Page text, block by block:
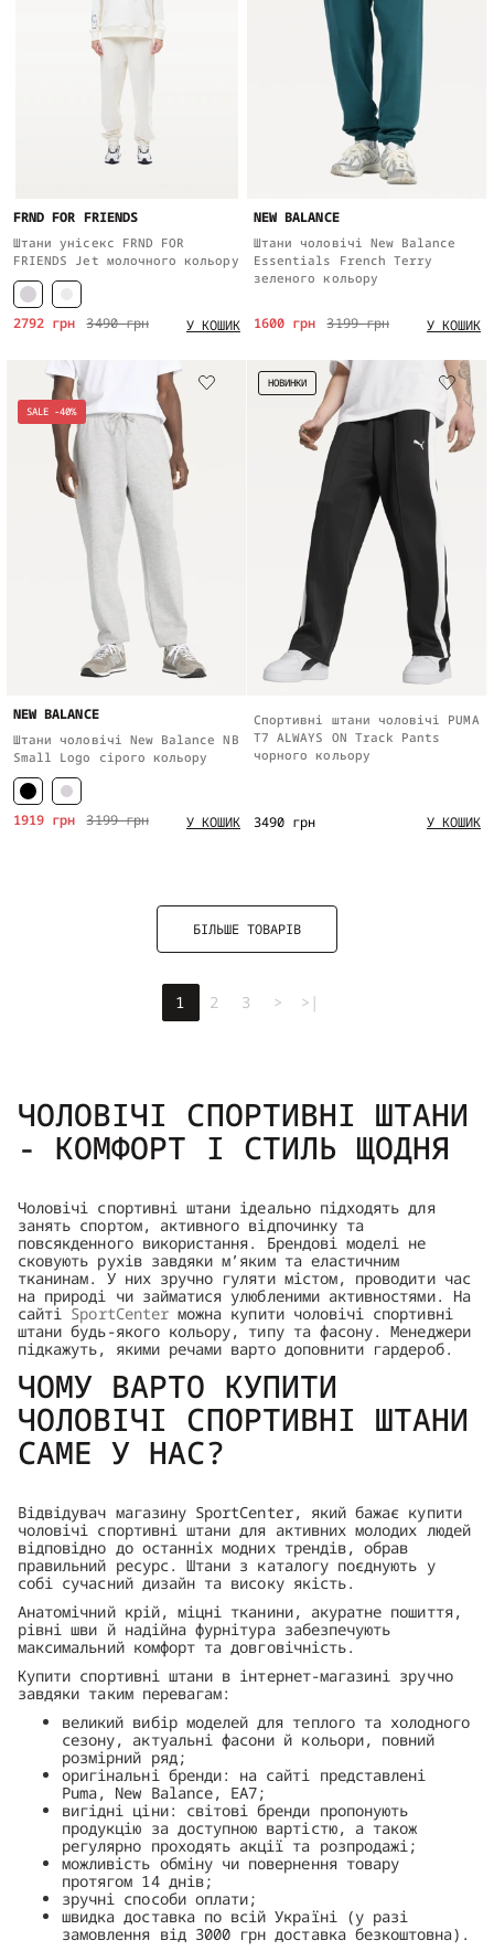
FRND FOR FRIENDS
Штани унісекс FRND FOR
FRIENDS Jet молочного кольору
3490 грн
2792 грн У КОШИК
NEW BALANCE
Штани чоловічі New Balance
Essentials French Terry
зеленого кольору
3199 грн
1600 грн У КОШИК
SALE -40%
NEW BALANCE
Штани чоловічі New Balance NB
Small Logo сірого кольору
3199 грн
1919 грн У КОШИК
НОВИНКИ
Спортивні штани чоловічі PUMA
T7 ALWAYS ON Track Pants
чорного кольору
3490 грн У КОШИК
БІЛЬШЕ ТОВАРІВ
1 2 3 > >|
ЧОЛОВІЧІ СПОРТИВНІ ШТАНИ
- КОМФОРТ І СТИЛЬ ЩОДНЯ
Чоловічі спортивні штани ідеально підходять для
занять спортом, активного відпочинку та
повсякденного використання. Брендові моделі не
сковують рухів завдяки м’яким та еластичним
тканинам. У них зручно гуляти містом, проводити час
на природі чи займатися улюбленими активностями. На
сайті SportCenterможна купити чоловічі спортивні
штани будь-якого кольору, типу та фасону. Менеджери
підкажуть, якими речами варто доповнити гардероб.
ЧОМУ ВАРТО КУПИТИ
ЧОЛОВІЧІ СПОРТИВНІ ШТАНИ
САМЕ У НАС?
Відвідувач магазину SportCenter, який бажає купити
чоловічі спортивні штани для активних молодих людей
відповідно до останніх модних трендів, обрав
правильний ресурс. Штани з каталогу поєднують у
собі сучасний дизайн та високу якість.
Анатомічний крій, міцні тканини, акуратне пошиття,
рівні шви й надійна фурнітура забезпечують
максимальний комфорт та довговічність.
Купити спортивні штани в інтернет-магазині зручно
завдяки таким перевагам:
великий вибір моделей для теплого та холодного
сезону, актуальні фасони й кольори, повний
розмірний ряд;
оригінальні бренди: на сайті представлені
Puma, New Balance, EA7;
вигідні ціни: світові бренди пропонують
продукцію за доступною вартістю, а також
регулярно проходять акції та розпродажі;
можливість обміну чи повернення товару
протягом 14 днів;
зручні способи оплати;
швидка доставка по всій Україні (у разі
замовлення від 3000 грн доставка безкоштовна).